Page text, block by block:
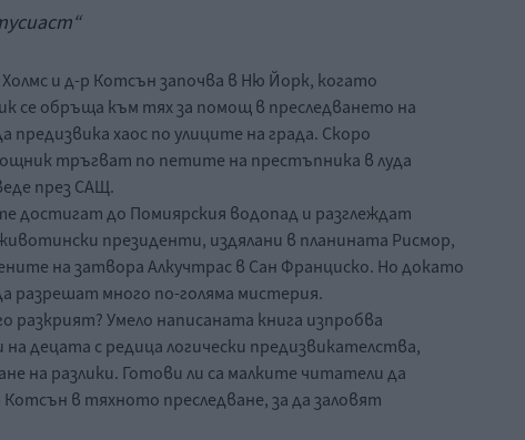
и д-р Котсън започва в Ню Йорк, когато
се обръща към тях за помощ в преследването на
предизвика хаос по улиците на града. Скоро
тръгват по петите на престъпника в луда
през САЩ.
достигат до Помиярския водопад и разглеждат
президенти, издялани в планината Рисмор,
на затвора Алкучтрас в Сан Франциско. Но докато
разрешат много по-голяма мистерия.
разкрият? Умело написаната книга изпробва
децата с редица логически предизвикателства,
на разлики. Готови ли са малките читатели да
в тяхното преследване, за да заловят